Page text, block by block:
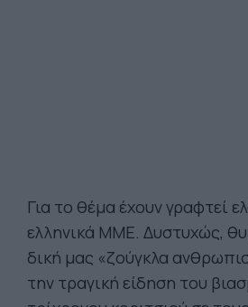
Για το θέμα έχουν γραφτεί
ελληνικά ΜΜΕ. Δυστυχώς,
δική μας «ζούγκλα
την τραγική είδηση του